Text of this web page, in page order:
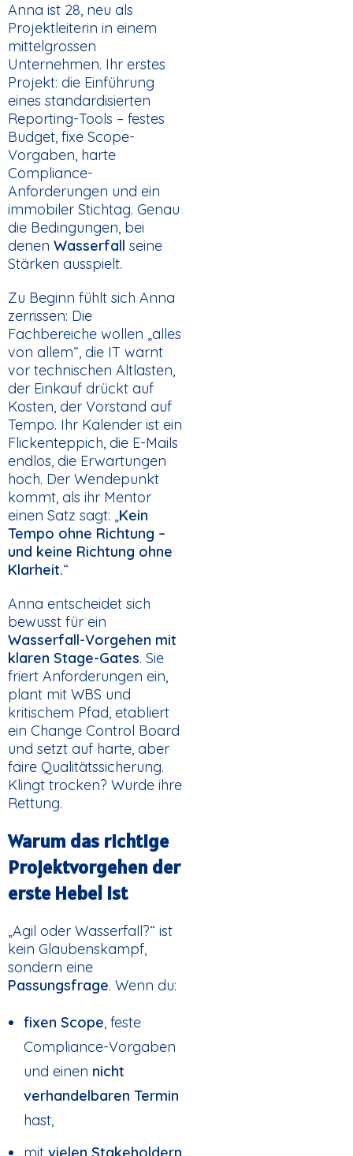
Anna ist 28, neu als
Projektleiterin in einem
mittelgrossen
Unternehmen. Ihr erstes
Projekt: die Einführung
eines standardisierten
Reporting-Tools – festes
Budget, fixe Scope-
Vorgaben, harte
Compliance-
Anforderungen und ein
immobiler Stichtag. Genau
die Bedingungen, bei
denen Wasserfall seine
Stärken ausspielt.
Zu Beginn fühlt sich Anna
zerrissen: Die
Fachbereiche wollen „alles
von allem“, die IT warnt
vor technischen Altlasten,
der Einkauf drückt auf
Kosten, der Vorstand auf
Tempo. Ihr Kalender ist ein
Flickenteppich, die E-Mails
endlos, die Erwartungen
hoch. Der Wendepunkt
kommt, als ihr Mentor
einen Satz sagt: „Kein
Tempo ohne Richtung –
und keine Richtung ohne
Klarheit.“
Anna entscheidet sich
bewusst für ein
Wasserfall-Vorgehen mit
klaren Stage-Gates. Sie
friert Anforderungen ein,
plant mit WBS und
kritischem Pfad, etabliert
ein Change Control Board
und setzt auf harte, aber
faire Qualitätssicherung.
Klingt trocken? Wurde ihre
Rettung.
Warum das richtige
Projektvorgehen der
erste Hebel ist
„Agil oder Wasserfall?“ ist
kein Glaubenskampf,
sondern eine
Passungsfrage. Wenn du:
fixen Scope, feste
Compliance-Vorgaben
und einen nicht
verhandelbaren Termin
hast,